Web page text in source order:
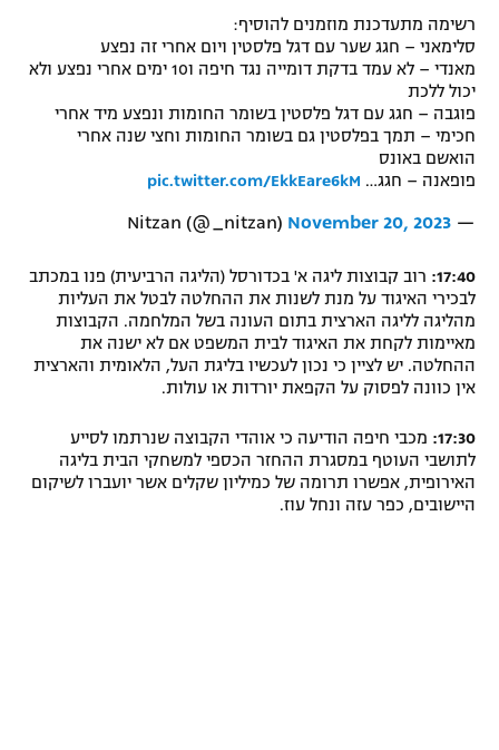
רשימה מתעדכנת מוזמנים להוסיף:
סלימאני – חגג שער עם דגל פלסטין ויום אחרי זה נפצע
מאנדי – לא עמד בדקת דומייה נגד חיפה ו10 ימים אחרי נפצע ולא
יכול ללכת
פוגבה – חגג עם דגל פלסטין בשומר החומות ונפצע מיד אחרי
חכימי – תמך בפלסטין גם בשומר החומות וחצי שנה אחרי
הואשם באונס
פופאנה – חגג… pic.twitter.com/EkkEare6kM
— Nitzan (@_nitzan)
November 20, 2023
17:40:
רוב קבוצות ליגה א' בכדורסל (הליגה הרביעית) פנו במכתב
לבכירי האיגוד על מנת לשנות את ההחלטה לבטל את העליות
מהליגה לליגה הארצית בתום העונה בשל המלחמה. הקבוצות
מאיימות לקחת את האיגוד לבית המשפט אם לא ישנה את
ההחלטה. יש לציין כי נכון לעכשיו בליגת העל, הלאומית והארצית
אין כוונה לפסוק על הקפאת יורדות או עולות.
17:30:
מכבי חיפה הודיעה כי אוהדי הקבוצה שנרתמו לסייע
לתושבי העוטף במסגרת ההחזר הכספי למשחקי הבית בליגה
האירופית, אפשרו תרומה של כמיליון שקלים אשר יועברו לשיקום
היישובים, כפר עזה ונחל עוז.